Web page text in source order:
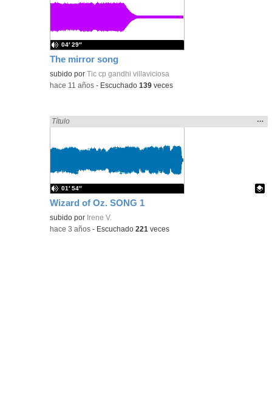
The mirror song
subido porTic cp gandhi villaviciosa
04′ 29″
-hace 11 años - Escuchado139 veces
Wizard of Oz. SONG 1
Encontrado «song» en:
Título
la
…
Contenido educativo.
subido por Irene V.
01′ 54″
-hace 3 años - Escuchado221 veces